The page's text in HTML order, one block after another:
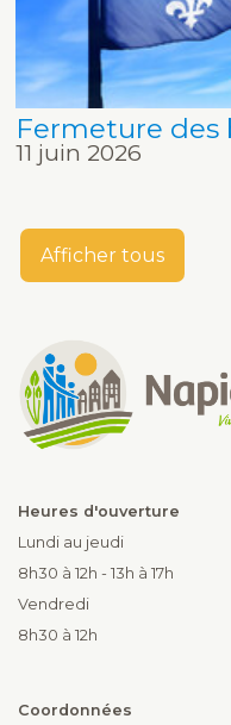
Fermeture des
11 juin 2026
Afficher tous
Heures d'ouverture
Lundi au jeudi
8h30 à 12h - 13h à 17h
Vendredi
8h30 à 12h
Coordonnées